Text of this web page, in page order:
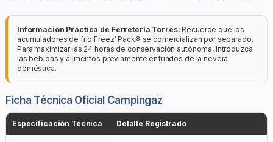
Información Práctica de Ferretería Torres: Recuerde que los
acumuladores de frío Freez’ Pack® se comercializan por separado.
Para maximizar las 24 horas de conservación autónoma, introduzca
las bebidas y alimentos previamente enfriados de la nevera
doméstica.
Ficha Técnica Oficial Campingaz
Especificación Técnica Detalle Registrado